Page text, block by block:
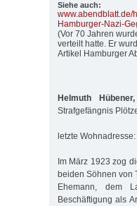
Siehe auch:
www.abendblatt.de/
Hamburger-Nazi-
(Vor 70 Jahren
verteilt hatte. Er
Artikel Hamburger
Helmuth Hübener,
Strafgefängnis
letzte
Im März 1923 zog
beiden Söhnen von
Ehemann, dem
Beschäftigung als